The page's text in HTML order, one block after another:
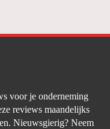
voor je onderneming
reviews maandelijks
Nieuwsgierig? Neem